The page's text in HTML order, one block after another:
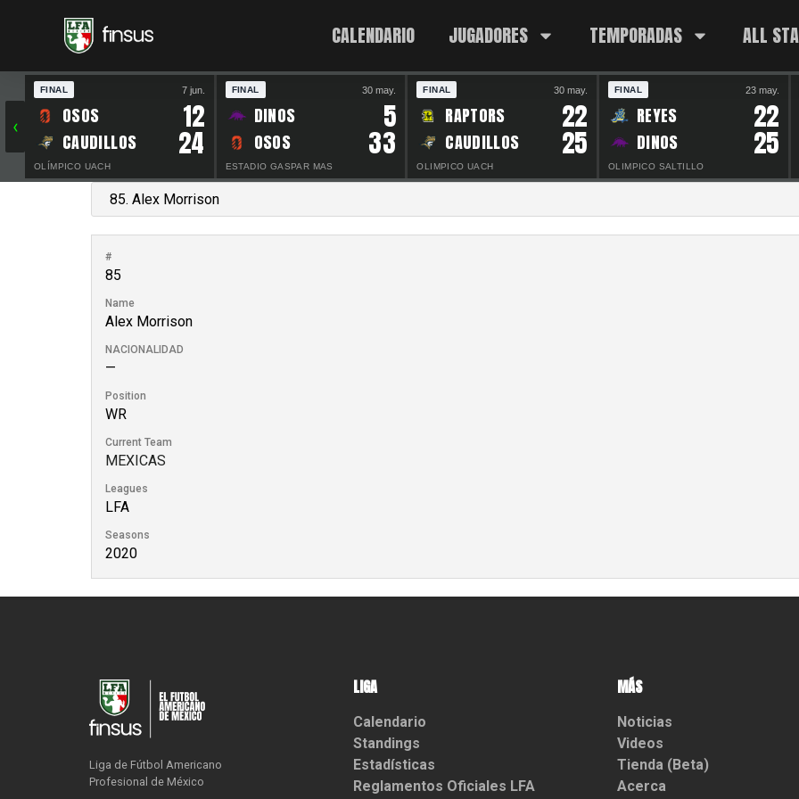
CALENDARIO JUGADORES TEMPORADAS ALL
‹
FINAL 7 jun.
OSOS 12
CAUDILLOS 24
OLÍMPICO UACH
FINAL 30 may.
DINOS 5
OSOS 33
ESTADIO GASPAR MAS
FINAL 30 may.
RAPTORS 22
CAUDILLOS 25
OLIMPICO UACH
FINAL 23 may.
REYES 22
DINOS 25
OLIMPICO SALTILLO
#
85
Name
Alex Morrison
NACIONALIDAD
—
Position
WR
Current Team
MEXICAS
Leagues
LFA
Seasons
2020
Liga de Fútbol Americano
Profesional de México
LIGA
Calendario
Standings
Estadísticas
Reglamentos Oficiales LFA
MÁS
Noticias
Videos
Tienda (Beta)
Acerca